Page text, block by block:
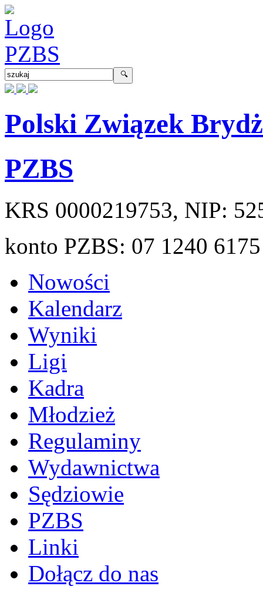
Polski Związek
PZBS
KRS 0000219753, NIP:
konto PZBS: 07 1240
Nowości
Kalendarz
Wyniki
Ligi
Kadra
Młodzież
Regulaminy
Wydawnictwa
Sędziowie
PZBS
Linki
Dołącz do nas